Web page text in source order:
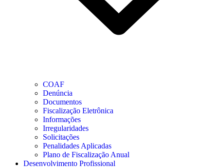
COAF
Denúncia
Documentos
Fiscalização Eletrônica
Informações
Irregularidades
Solicitações
Penalidades Aplicadas
Plano de Fiscalização Anual
Desenvolvimento Profissional